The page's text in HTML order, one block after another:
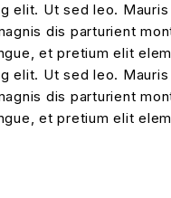
Ut sed leo.
dis parturient
et pretium elit
Ut sed leo.
dis parturient
et pretium elit